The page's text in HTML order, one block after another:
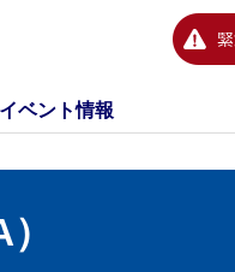
イベント情報